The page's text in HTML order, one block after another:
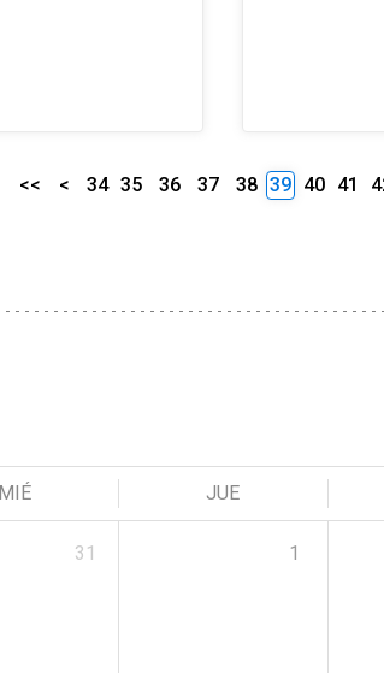
<< < 34 35 36 37 38 39 40 41
MIÉ JUE
31 1